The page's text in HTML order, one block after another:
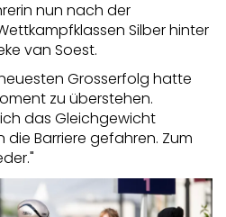
nun nach der
Silber hinter
van Soest.
Grosserfolg hatte
zu überstehen.
das Gleichgewicht
die Barriere gefahren. Zum